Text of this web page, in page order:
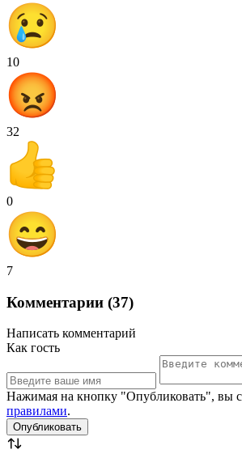
10
32
0
7
Комментарии (37)
Написать комментарий
Как гость
Нажимая на кнопку "Опубликовать", вы
правилами.